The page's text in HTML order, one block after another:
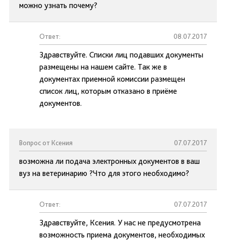
можно узнать почему?
Ответ: 08.07.2017
Здравствуйте. Списки лиц подавших документы
размещены на нашем сайте. Так же в
документах приемной комиссии размещен
список лиц, которым отказано в приёме
документов.
Вопрос от Ксения 07.07.2017
возможна ли подача электронных документов в ваш
вуз на ветеринарию ?Что для этого необходимо?
Ответ: 07.07.2017
Здравствуйте, Ксения. У нас не предусмотрена
возможность приема документов, необходимых